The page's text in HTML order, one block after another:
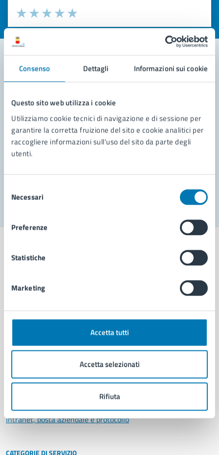
Consenso Dettagli Informazioni sui cookie
Questo sito web utilizza i cookie
Utilizziamo cookie tecnici di navigazione e di sessione per
garantire la corretta fruizione del sito e cookie analitici per
raccogliere informazioni sull'uso del sito da parte degli
utenti.
delNecessari
Preferenze
Statistiche
Marketing
Accetta tutti
Accetta selezionati
Rifiuta
Valuta la chiarezza delle informazioni (da 1 a 5 stelle)
Seleziona il numero di stelle per valutare la chiarezza delle
Valuta 5 stelle su 5
Valuta 4 stelle su 5
Valuta 3 stelle su 5
Valuta 2 stelle su 5
Valuta 1 stelle su 5
Contatta il comune
Leggi le domande frequenti
Richiedi assistenza
Prenota appuntamento
Municipalità
Politici
Documenti e dati
Intranet, posta aziendale e protocollo
CATEGORIE DI SERVIZIO